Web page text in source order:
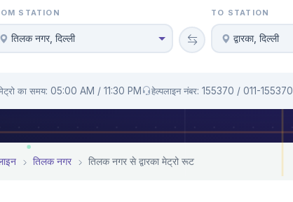
STATION
तिलक नगर, दिल्ली
TO STATION
द्वारका, दिल्ली
का समय: 05:00 AM / 11:30 PM हेल्पलाइन नंबर: 155370 / 011-155370
तिलक नगर तिलक नगर से द्वारका मेट्रो रूट